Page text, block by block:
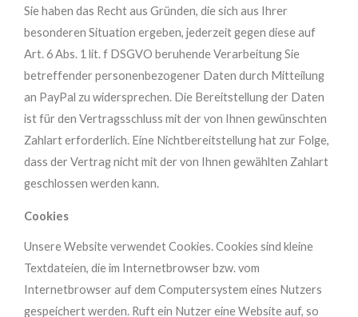
Sie haben das Recht aus Gründen, die sich aus Ihrer
besonderen Situation ergeben, jederzeit gegen diese auf
Art. 6 Abs. 1 lit. f DSGVO beruhende Verarbeitung Sie
betreffender personenbezogener Daten durch Mitteilung
an PayPal zu widersprechen. Die Bereitstellung der Daten
ist für den Vertragsschluss mit der von Ihnen gewünschten
Zahlart erforderlich. Eine Nichtbereitstellung hat zur Folge,
dass der Vertrag nicht mit der von Ihnen gewählten Zahlart
geschlossen werden kann.
Cookies
Unsere Website verwendet Cookies. Cookies sind kleine
Textdateien, die im Internetbrowser bzw. vom
Internetbrowser auf dem Computersystem eines Nutzers
gespeichert werden. Ruft ein Nutzer eine Website auf, so